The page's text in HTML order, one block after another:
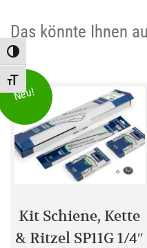
Toggle High Contrast
Toggle Font size
Das könnte Ihnen
Neu!
Kit Schiene, Kette
& Ritzel SP11G 1/4″